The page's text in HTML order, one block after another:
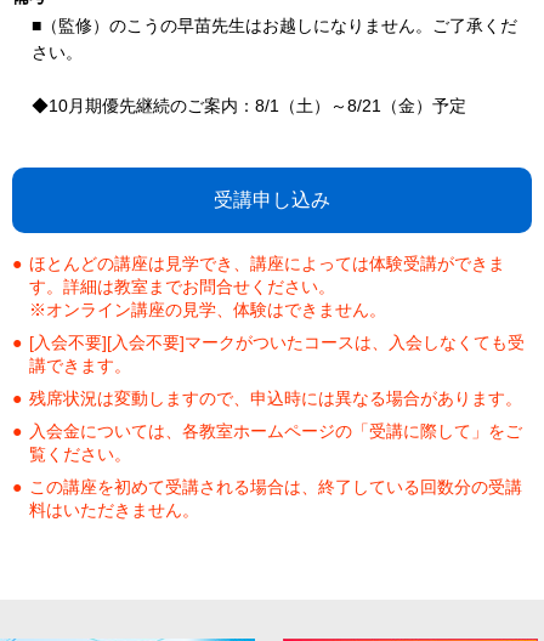
■（監修）のこうの早苗先生はお越しになりません。ご了承くだ
さい。
◆10月期優先継続のご案内：8/1（土）～8/21（金）予定
受講申し込み
ほとんどの講座は見学でき、講座によっては体験受講ができま
す。詳細は教室までお問合せください。
※オンライン講座の見学、体験はできません。
[入会不要][入会不要]マークがついたコースは、入会しなくても受
講できます。
残席状況は変動しますので、申込時には異なる場合があります。
入会金については、各教室ホームページの「受講に際して」をご
覧ください。
この講座を初めて受講される場合は、終了している回数分の受講
料はいただきません。